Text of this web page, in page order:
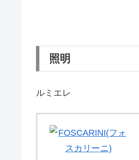
照明
ルミエレ